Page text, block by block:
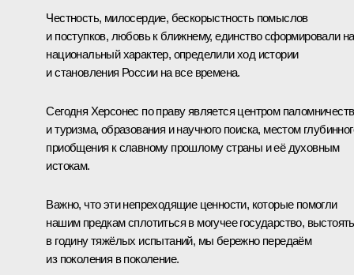
Честность, милосердие, бескорыстность помыслов
и поступков, любовь к ближнему, единство сформировали
национальный характер, определили ход истории
и становления России на все времена.
Сегодня Херсонес по праву является центром
и туризма, образования и научного поиска, местом
приобщения к славному прошлому страны и её духовным
истокам.
Важно, что эти непреходящие ценности, которые помогли
нашим предкам сплотиться в могучее государство, выстоять
в годину тяжёлых испытаний, мы бережно передаём
из поколения в поколение.